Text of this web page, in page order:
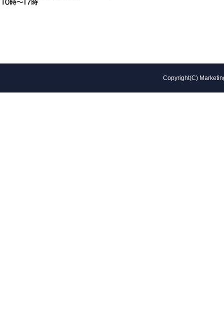
Copyright(C)